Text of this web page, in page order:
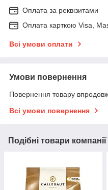
Оплата за реквізитами
Оплата карткою Visa,
Всі умови оплати
Умови повернення
Повернення товару
Всі умови повернення
Подібні товари компанії